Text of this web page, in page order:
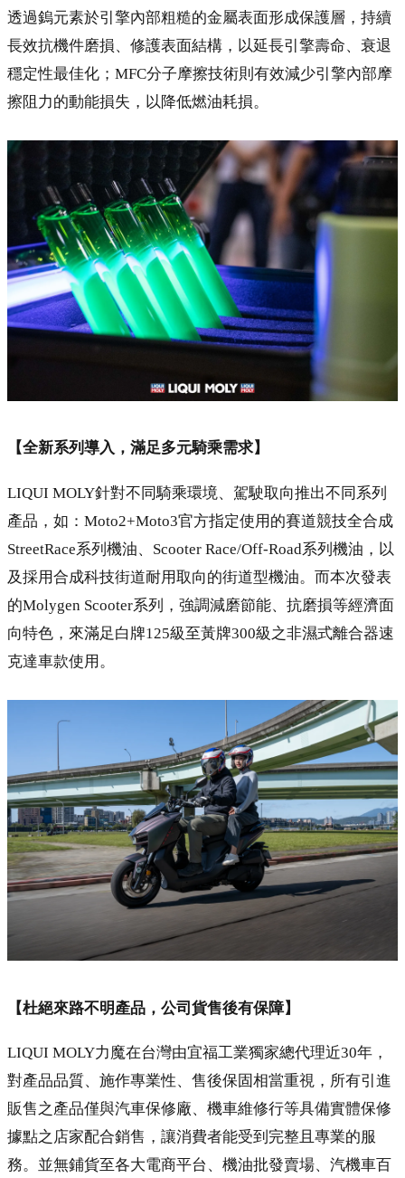
透過鎢元素於引擎內部粗糙的金屬表面形成保護層，持續
長效抗機件磨損、修護表面結構，以延長引擎壽命、衰退
穩定性最佳化；MFC分子摩擦技術則有效減少引擎內部摩
擦阻力的動能損失，以降低燃油耗損。
【全新系列導入，滿足多元騎乘需求】
LIQUI MOLY針對不同騎乘環境、駕駛取向推出不同系列
產品，如：Moto2+Moto3官方指定使用的賽道競技全合成
StreetRace系列機油、Scooter Race/Off-Road系列機油，以
及採用合成科技街道耐用取向的街道型機油。而本次發表
的Molygen Scooter系列，強調減磨節能、抗磨損等經濟面
向特色，來滿足白牌125級至黃牌300級之非濕式離合器速
克達車款使用。
【杜絕來路不明產品，公司貨售後有保障】
LIQUI MOLY力魔在台灣由宜福工業獨家總代理近30年，
對產品品質、施作專業性、售後保固相當重視，所有引進
販售之產品僅與汽車保修廠、機車維修行等具備實體保修
據點之店家配合銷售，讓消費者能受到完整且專業的服
務。並無鋪貨至各大電商平台、機油批發賣場、汽機車百